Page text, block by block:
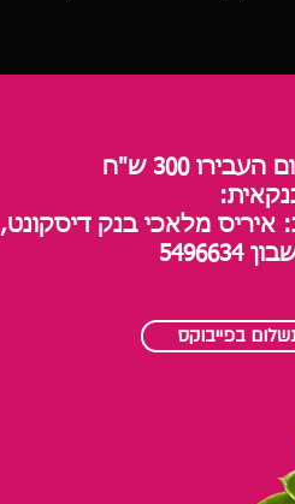
300 ש"ח
איריס מלאכי בנק דיסקונט,
בפייבוקס